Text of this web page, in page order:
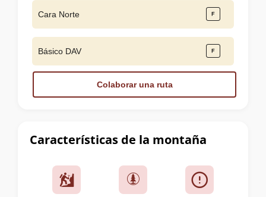
Características de la montaña
Cara Norte
Básico DAV
Colaborar una ruta